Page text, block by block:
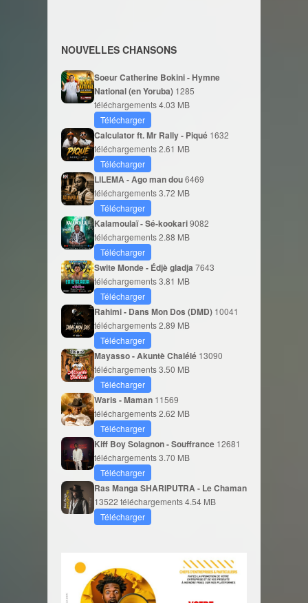
NOUVELLES CHANSONS
Soeur Catherine Bokini - Hymne
National (en Yoruba) 1285
téléchargements4.03 MB
Télécharger
Calculator ft. Mr Rally - Piqué 1632
téléchargements2.61 MB
Télécharger
LILEMA - Ago man dou6469
téléchargements3.72 MB
Télécharger
Kalamoulaï - Sé-kookari9082
téléchargements2.88 MB
Télécharger
Swite Monde - Édjè gladja 7643
téléchargements3.81 MB
Télécharger
Rahimi - Dans Mon Dos (DMD) 10041
téléchargements2.89 MB
Télécharger
Mayasso - Akuntè Chalélé 13090
téléchargements3.50 MB
Télécharger
Waris - Maman 11569
téléchargements2.62 MB
Télécharger
Kiff Boy Solagnon - Souffrance 12681
téléchargements3.70 MB
Télécharger
Ras Manga SHARIPUTRA - Le Chaman
13522 téléchargements4.54 MB
Télécharger